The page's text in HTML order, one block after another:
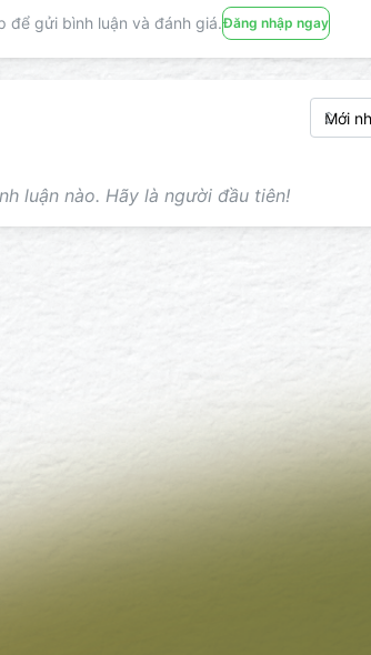
để gửi bình luận và đánh giá.Đăng nhập ngay
luận nào. Hãy là người đầu tiên!